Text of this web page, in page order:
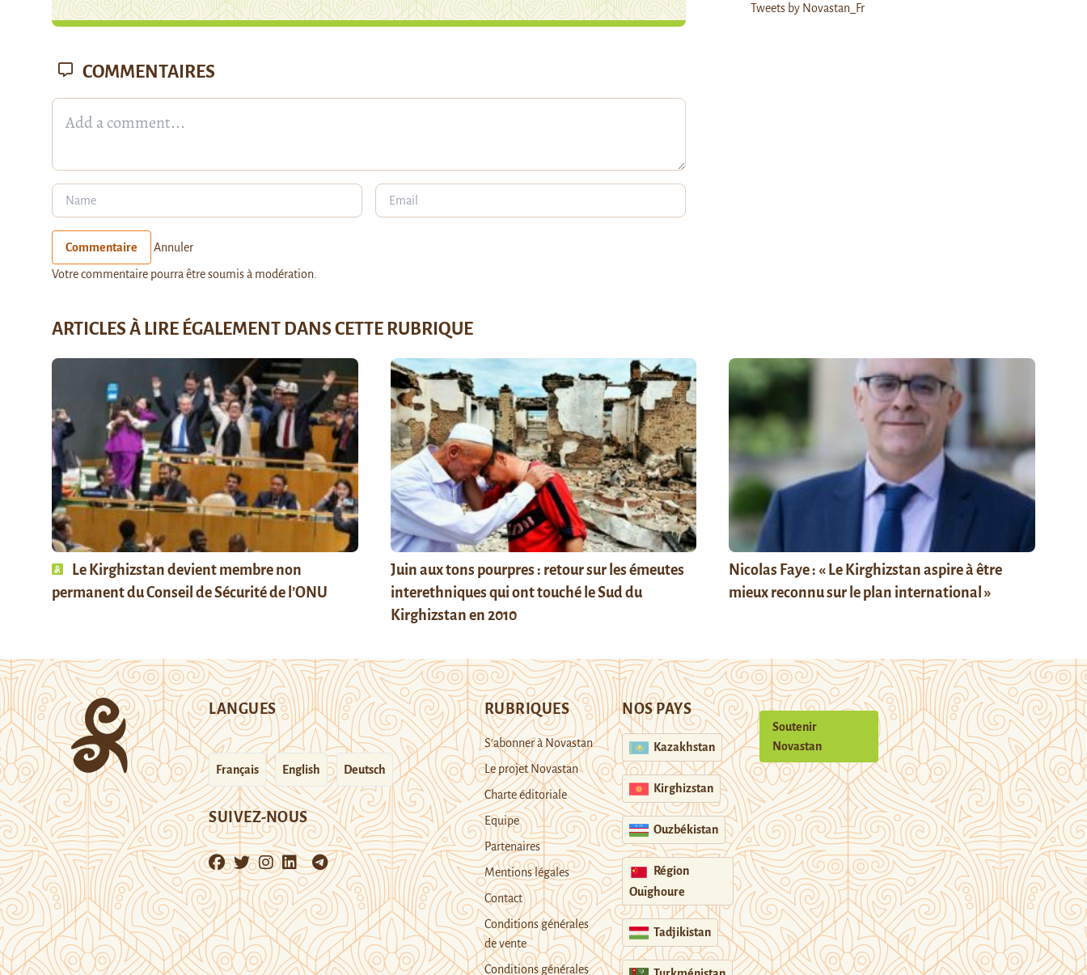
Tweets by Novastan_Fr
COMMENTAIRES
Commentaire Annuler
Votre commentaire pourra être soumis à modération.
ARTICLES À LIRE ÉGALEMENT DANS CETTE RUBRIQUE
Le Kirghizstan devient membre non
permanent du Conseil de Sécurité de l’ONU
Juin aux tons pourpres : retour sur les émeutes
interethniques qui ont touché le Sud du
Kirghizstan en 2010
Nicolas Faye : « Le Kirghizstan aspire à être
mieux reconnu sur le plan international »
LANGUES
Français English Deutsch
SUIVEZ-NOUS
RUBRIQUES
S’abonner à Novastan
Le projet Novastan
Charte éditoriale
Equipe
Partenaires
Mentions légales
Contact
Conditions générales
de vente
Conditions générales
NOS PAYS
Kazakhstan
Kirghizstan
Ouzbékistan
Région
Ouïghoure
Tadjikistan
Soutenir
Novastan